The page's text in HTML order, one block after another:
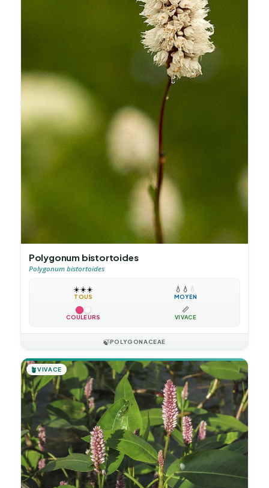
Polygonum bistortoides
Polygonum bistortoides
☀️☀️☀️
TOUS
💧 💧 💧
MOYEN
COULEURS
📏
VIVACE
🍃POLYGONACEAE
🪴VIVACE